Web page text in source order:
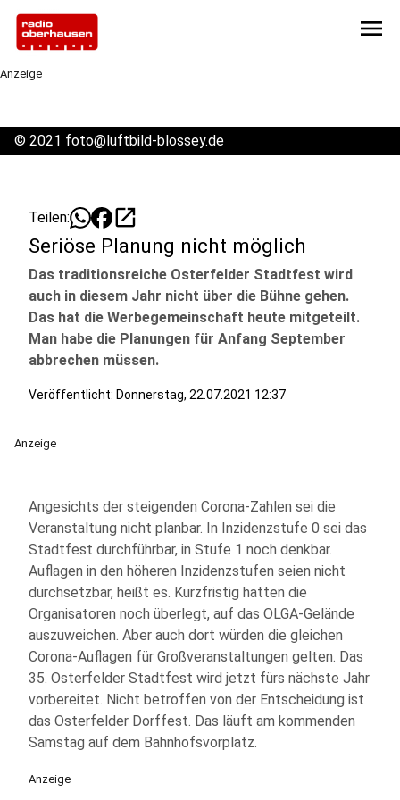
menu
Anzeige
© 2021 foto@luftbild-blossey.de
Teilen: open_in_new
Seriöse Planung nicht möglich
Das traditionsreiche Osterfelder Stadtfest wird
auch in diesem Jahr nicht über die Bühne gehen.
Das hat die Werbegemeinschaft heute mitgeteilt.
Man habe die Planungen für Anfang September
abbrechen müssen.
Veröffentlicht: Donnerstag, 22.07.2021 12:37
Anzeige
Angesichts der steigenden Corona-Zahlen sei die
Veranstaltung nicht planbar. In Inzidenzstufe 0 sei das
Stadtfest durchführbar, in Stufe 1 noch denkbar.
Auflagen in den höheren Inzidenzstufen seien nicht
durchsetzbar, heißt es. Kurzfristig hatten die
Organisatoren noch überlegt, auf das OLGA-Gelände
auszuweichen. Aber auch dort würden die gleichen
Corona-Auflagen für Großveranstaltungen gelten. Das
35. Osterfelder Stadtfest wird jetzt fürs nächste Jahr
vorbereitet. Nicht betroffen von der Entscheidung ist
das Osterfelder Dorffest. Das läuft am kommenden
Samstag auf dem Bahnhofsvorplatz.
Anzeige